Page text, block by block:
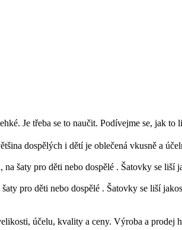
Je třeba se to naučit. Podívejme se, jak to
dospělých i dětí je oblečená vkusně a
pro děti nebo dospělé . Šatovky se liší
účelu, kvality a ceny. Výroba a prodej